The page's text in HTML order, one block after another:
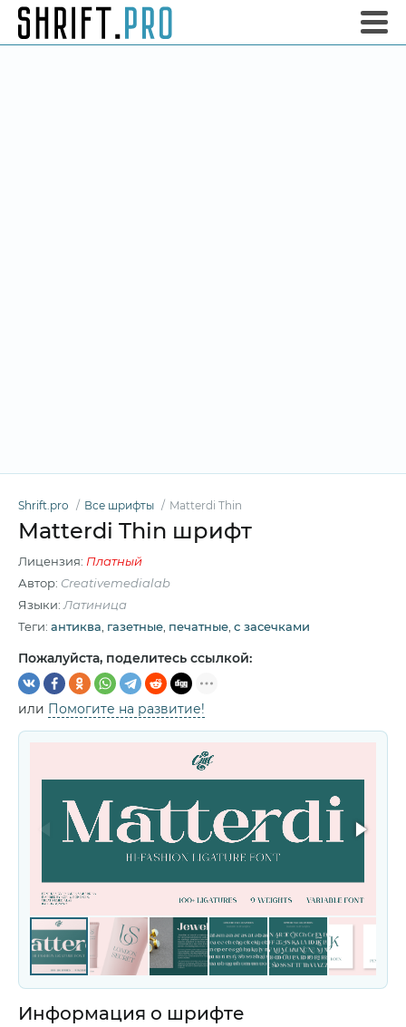
Shrift.pro Все шрифты Matterdi Thin
Matterdi Thin шрифт
Лицензия: Платный
Автор: Creativemedialab
Языки: Латиница
Теги: антиква газетные печатные с засечками
Пожалуйста, поделитесь ссылкой:
или Помогите на развитие!
Информация о шрифте